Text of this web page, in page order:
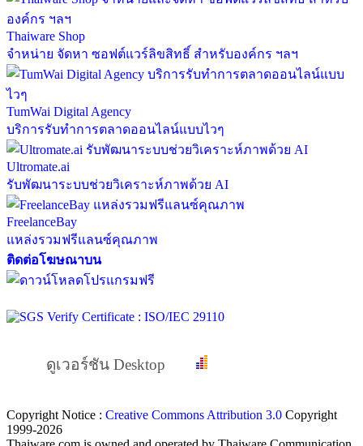
Thaiware Shop
จำหน่าย จัดหา ซอฟต์แวร์ลิขสิทธิ์ สำหรับองค์กร ฯลฯ
TumWai Digital Agency
บริการรับทำการตลาดออนไลน์แบบไวๆ
Ultromate.ai
รับพัฒนาระบบช่วยวิเคราะห์ภาพด้วย AI
FreelanceBay
แหล่งรวมฟรีแลนซ์คุณภาพ
ติดต่อโฆษณาบน
ดูเวอร์ชัน Desktop
Copyright Notice : Creative Commons Attribution 3.0 Copyright
1999-2026